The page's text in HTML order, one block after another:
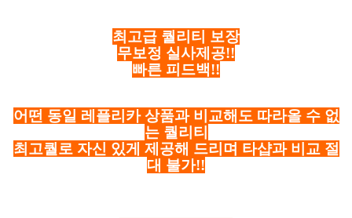
최고급 퀄리티 보장
무보정 실사제공!!
빠른 피드백!!
어떤 동일 레플리카 상품과 비교해도 따라올 수 없
는 퀄리티
최고퀄로 자신 있게 제공해 드리며 타샵과 비교 절
대 불가!!